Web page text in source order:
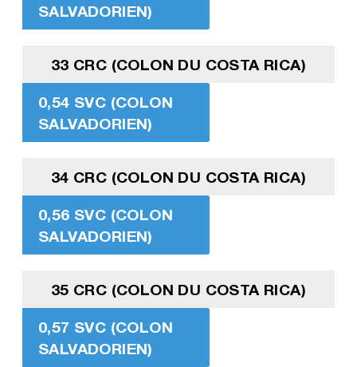
SALVADORIEN)
33 CRC (COLON DU COSTA RICA)
0,54 SVC (COLON
SALVADORIEN)
34 CRC (COLON DU COSTA RICA)
0,56 SVC (COLON
SALVADORIEN)
35 CRC (COLON DU COSTA RICA)
0,57 SVC (COLON
SALVADORIEN)